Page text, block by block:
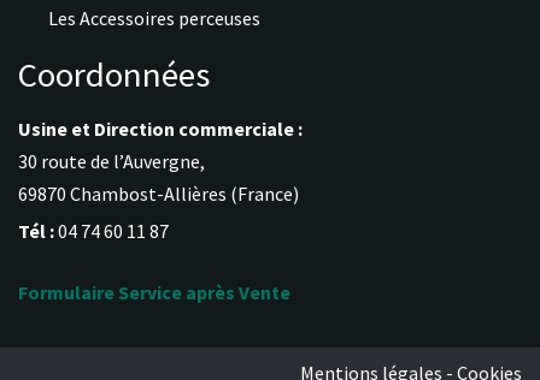
Les Accessoires perceuses
Coordonnées
Usine et Direction commerciale :
30 route de l’Auvergne,
69870 Chambost-Allières (France)
Tél :04 74 60 11 87
Formulaire Service après Vente
Mentions légales - Cookies